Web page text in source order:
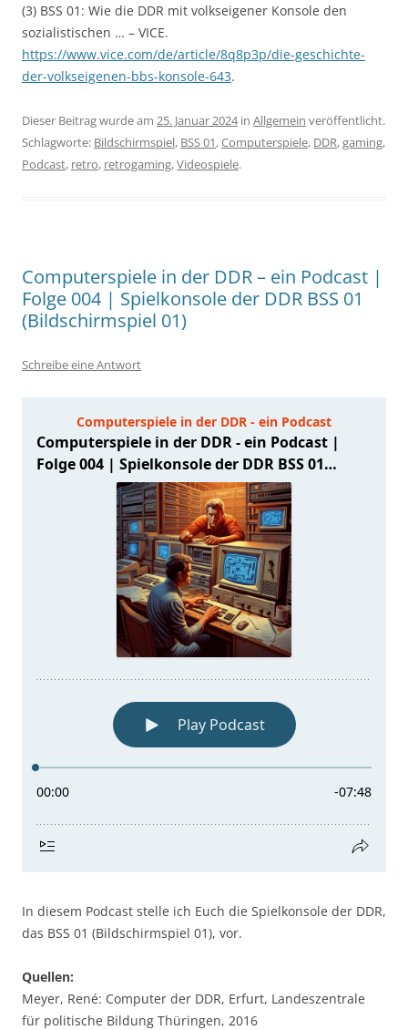
(3) BSS 01: Wie die DDR mit volkseigener Konsole den
sozialistischen … – VICE.
https://www.vice.com/de/article/8q8p3p/die-geschichte-
der-volkseigenen-bbs-konsole-643.
Dieser Beitrag wurde am 25. Januar 2024in Allgemein veröffentlicht.
Schlagworte: Bildschirmspiel, BSS 01,Computerspiele, DDR,gaming,
Podcast, retro, retrogaming,Videospiele.
Computerspiele in der DDR – ein Podcast |
Folge 004 | Spielkonsole der DDR BSS 01
(Bildschirmspiel 01)
Schreibe eine Antwort
In diesem Podcast stelle ich Euch die Spielkonsole der DDR,
das BSS 01 (Bildschirmspiel 01), vor.
Quellen:
Meyer, René: Computer der DDR, Erfurt, Landeszentrale
für politische Bildung Thüringen, 2016